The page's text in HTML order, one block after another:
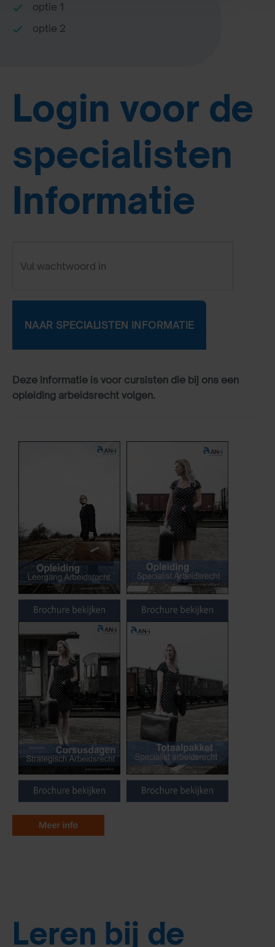
optie 1
optie 2
Login voor de
specialisten
Informatie
Deze informatie is voor cursisten die bij ons een
opleiding arbeidsrecht volgen.
Leren bij de